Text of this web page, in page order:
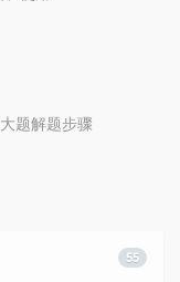
题解题步骤
55